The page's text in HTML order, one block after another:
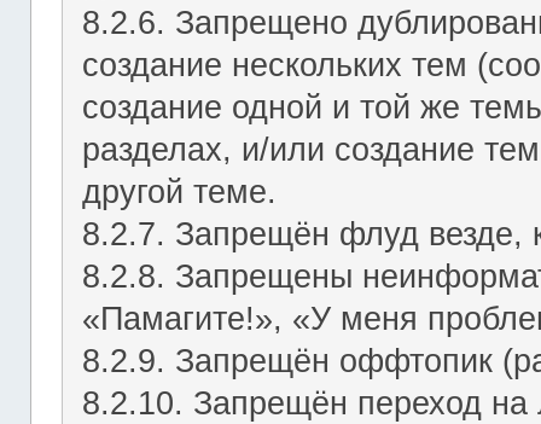
8.2.6. Запрещено
создание нескольких тем
создание одной и той же
разделах, и/или создание
другой теме.
8.2.7. Запрещён флуд везде,
8.2.8. Запрещены
«Памагите!», «У меня
8.2.9. Запрещён оффтопик
8.2.10. Запрещён переход на